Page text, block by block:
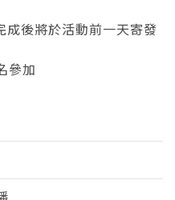
後將於活動前一天寄發
參加